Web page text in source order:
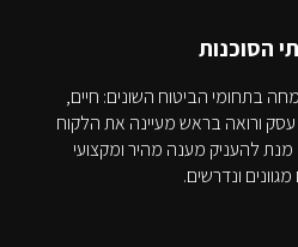
הסוכנות
בתחומי הביטוח השונים: חיים,
ורואה בראש מעיינה את הלקוח
להעניק מענה מהיר ומקצועי
ונדרשים.